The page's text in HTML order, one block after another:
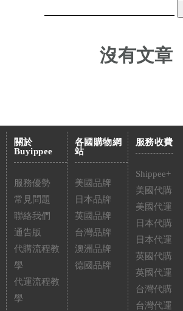
沒有文章
關於
Buyippee
服務優勢
常見問題
聯絡我們
通告版
代購流程教
學
代運流程教
學
各國購物網
站
美國品牌
日本品牌
英國品牌
台灣品牌
澳洲品牌
德國品牌
服務收費
Shippee+
美國代購
美國代運
日本代購
日本代運
英國代購
英國代運
台灣代購
台灣代運